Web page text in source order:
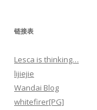
链接表
Lesca is thinking…
lijiejie
Wandai Blog
whitefirer[PG]